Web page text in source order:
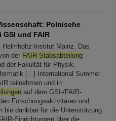
Polnische
und FAIR
Helmholtz-Institut Mainz. Das
der FAIR-Stabsabteilung
der Fakultät für Physik,
[...] International Summer
teilnehmen und in
auf dem GSI-/FAIR-
Forschungsaktivitäten und
bin dankbar für die Unterstützung
Einrichtungen über die